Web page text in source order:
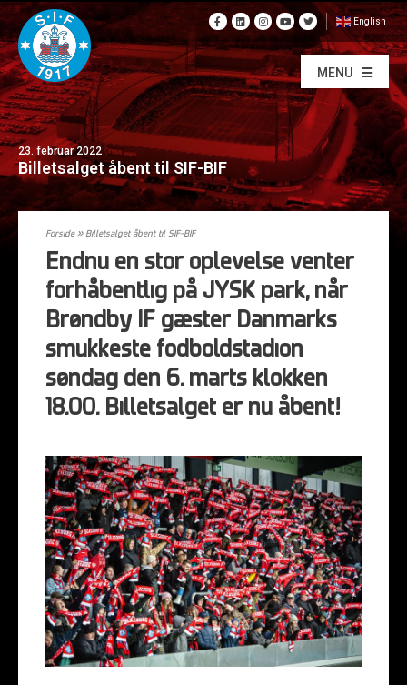
English
MENU
23. februar 2022
Billetsalget åbent til SIF-BIF
Forside»Billetsalget åbent til SIF-BIF
Endnu en stor oplevelse venter
forhåbentlig på JYSK park, når
Brøndby IF gæster Danmarks
smukkeste fodboldstadion
søndag den 6. marts klokken
18.00. Billetsalget er nu åbent!